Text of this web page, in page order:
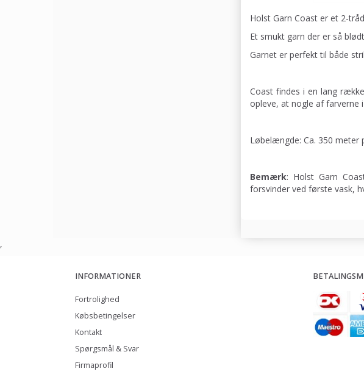
Holst Garn Coast er et 2-
Et smukt garn der er så
Garnet er perfekt til både
Coast findes i en lang
opleve, at nogle af farverne
Løbelængde: Ca. 350 meter
Bemærk: Holst Garn
forsvinder ved første vask,
,
INFORMATIONER
Fortrolighed
Købsbetingelser
Kontakt
Spørgsmål & Svar
Firmaprofil